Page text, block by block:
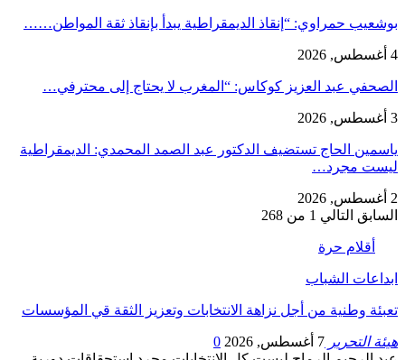
بوشعيب حمراوي: “إنقاذ الديمقراطية يبدأ بإنقاذ ثقة المواطن……
4 أغسطس, 2026
الصحفي عبد العزيز كوكاس: “المغرب لا يحتاج إلى محترفي…
3 أغسطس, 2026
ياسمين الحاج تستضيف الدكتور عبد الصمد المحمدي: الديمقراطية
ليست مجرد…
2 أغسطس, 2026
السابق التالي 1 من 268
أقلام حرة
ابداعات الشباب
تعبئة وطنية من أجل نزاهة الانتخابات وتعزيز الثقة قي المؤسسات
هيئة التحرير 7 أغسطس, 2026
0